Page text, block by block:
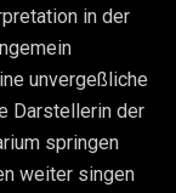
in der
unvergeßliche
Darstellerin der
springen
weiter singen